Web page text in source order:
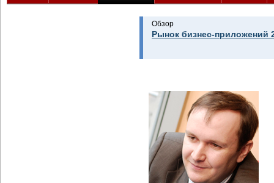
Обзор
Рынок бизнес-приложений